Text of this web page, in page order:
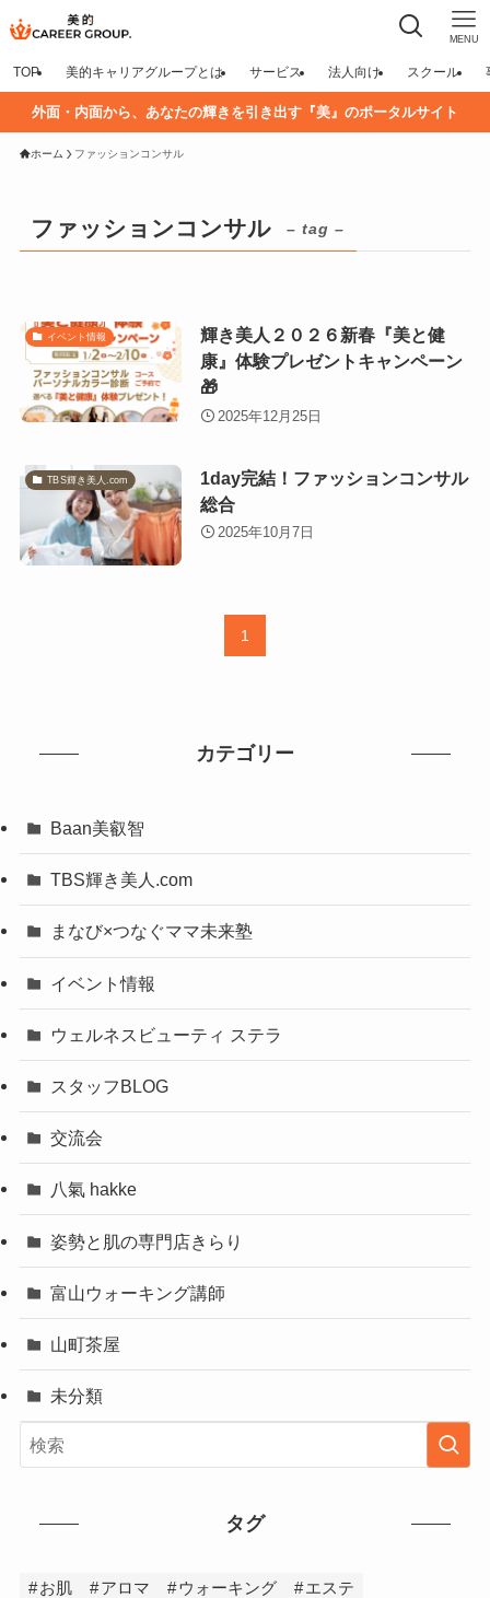
MENU
TOP 美的キャリアグループとは サービス 法人向け スクール
外面・内面から、あなたの輝きを引き出す『美』のポータルサイト
ホーム ファッションコンサル
ファッションコンサル – tag –
イベント情報
輝き美人２０２６新春『美と健
康』体験プレゼントキャンペーン
🎁
2025年12月25日
TBS輝き美人.com
1day完結！ファッションコンサル
総合
2025年10月7日
1
カテゴリー
Baan美叡智
TBS輝き美人.com
まなび×つなぐママ未来塾
イベント情報
ウェルネスビューティ ステラ
スタッフBLOG
交流会
八氣 hakke
姿勢と肌の専門店きらり
富山ウォーキング講師
山町茶屋
未分類
タグ
お肌 アロマ ウォーキング
エステ